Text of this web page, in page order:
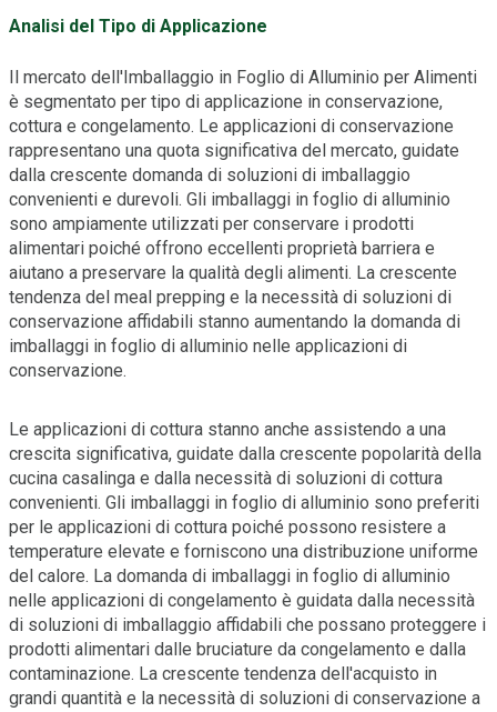
Analisi del Tipo di Applicazione
Il mercato dell'Imballaggio in Foglio di Alluminio per Alimenti
è segmentato per tipo di applicazione in conservazione,
cottura e congelamento. Le applicazioni di conservazione
rappresentano una quota significativa del mercato, guidate
dalla crescente domanda di soluzioni di imballaggio
convenienti e durevoli. Gli imballaggi in foglio di alluminio
sono ampiamente utilizzati per conservare i prodotti
alimentari poiché offrono eccellenti proprietà barriera e
aiutano a preservare la qualità degli alimenti. La crescente
tendenza del meal prepping e la necessità di soluzioni di
conservazione affidabili stanno aumentando la domanda di
imballaggi in foglio di alluminio nelle applicazioni di
conservazione.
Le applicazioni di cottura stanno anche assistendo a una
crescita significativa, guidate dalla crescente popolarità della
cucina casalinga e dalla necessità di soluzioni di cottura
convenienti. Gli imballaggi in foglio di alluminio sono preferiti
per le applicazioni di cottura poiché possono resistere a
temperature elevate e forniscono una distribuzione uniforme
del calore. La domanda di imballaggi in foglio di alluminio
nelle applicazioni di congelamento è guidata dalla necessità
di soluzioni di imballaggio affidabili che possano proteggere i
prodotti alimentari dalle bruciature da congelamento e dalla
contaminazione. La crescente tendenza dell'acquisto in
grandi quantità e la necessità di soluzioni di conservazione a